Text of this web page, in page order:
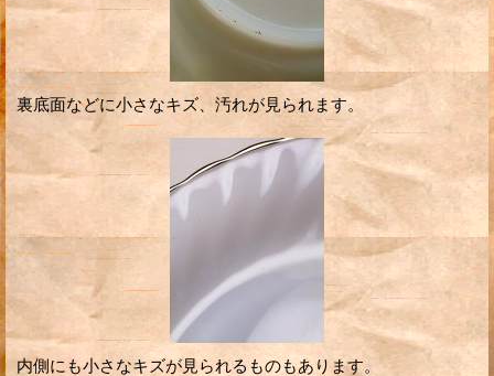
裏底面などに小さなキズ、汚れが見られます。
内側にも小さなキズが見られるものもあります。